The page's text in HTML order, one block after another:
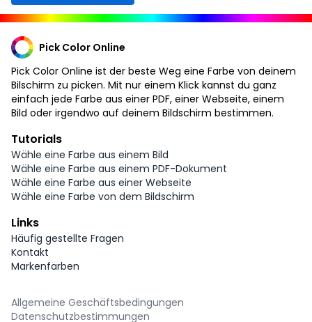
Pick Color Online
Pick Color Online ist der beste Weg eine Farbe von deinem
Bilschirm zu picken. Mit nur einem Klick kannst du ganz
einfach jede Farbe aus einer PDF, einer Webseite, einem
Bild oder irgendwo auf deinem Bildschirm bestimmen.
Tutorials
Wähle eine Farbe aus einem Bild
Wähle eine Farbe aus einem PDF-Dokument
Wähle eine Farbe aus einer Webseite
Wähle eine Farbe von dem Bildschirm
Links
Häufig gestellte Fragen
Kontakt
Markenfarben
Allgemeine Geschäftsbedingungen
Datenschutzbestimmungen